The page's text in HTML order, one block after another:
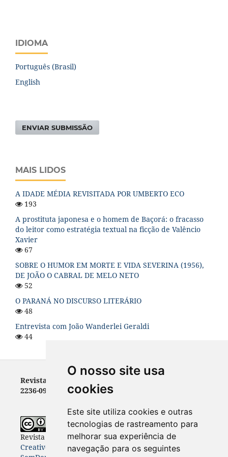
O nosso site usa
cookies
Este site utiliza cookies e outras
tecnologias de rastreamento para
melhorar sua experiência de
navegação para os seguintes
IDIOMA
Português (Brasil)
English
ENVIAR SUBMISSÃO
MAIS LIDOS
A IDADE MÉDIA REVISITADA POR UMBERTO ECO
193
A prostituta japonesa e o homem de Baçorá: o fracasso
do leitor como estratégia textual na ficção de Valêncio
Xavier
67
SOBRE O HUMOR EM MORTE E VIDA SEVERINA (1956),
DE JOÃO O CABRAL DE MELO NETO
52
O PARANÁ NO DISCURSO LITERÁRIO
48
Entrevista com João Wanderlei Geraldi
44
Revista Letras - ISSN 0100-0888 (versão impressa) e
2236-0999 (versão eletrônica)
Revista Letrasestá licenciada com uma Licença
Creative Commons Atribuição-NãoComercial-